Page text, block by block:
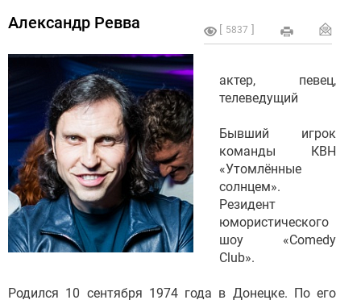
5837
Александр Ревва
актер, певец,
телеведущий
Бывший игрок
команды КВН
«Утомлённые
солнцем».
Резидент
юмористического
шоу «Comedy
Club».
Родился 10 сентября 1974 года в Донецке. По его